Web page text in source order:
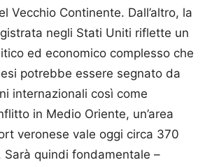
Vecchio Continente. Dall’altro, la
negli Stati Uniti riflette un
ed economico complesso che
potrebbe essere segnato da
internazionali così come
in Medio Oriente, un’area
veronese vale oggi circa 370
Sarà quindi fondamentale –